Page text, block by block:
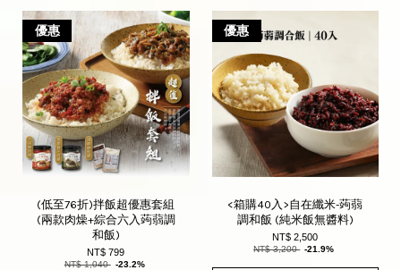
優惠
(低至76折)拌飯超優惠套組
(兩款肉燥+綜合六入蒟蒻調
和飯)
NT$ 799
NT$ 1,040 -23.2%
優惠
<箱購40入>自在纖米-蒟蒻
調和飯 (純米飯無醬料)
NT$ 2,500
NT$ 3,200 -21.9%